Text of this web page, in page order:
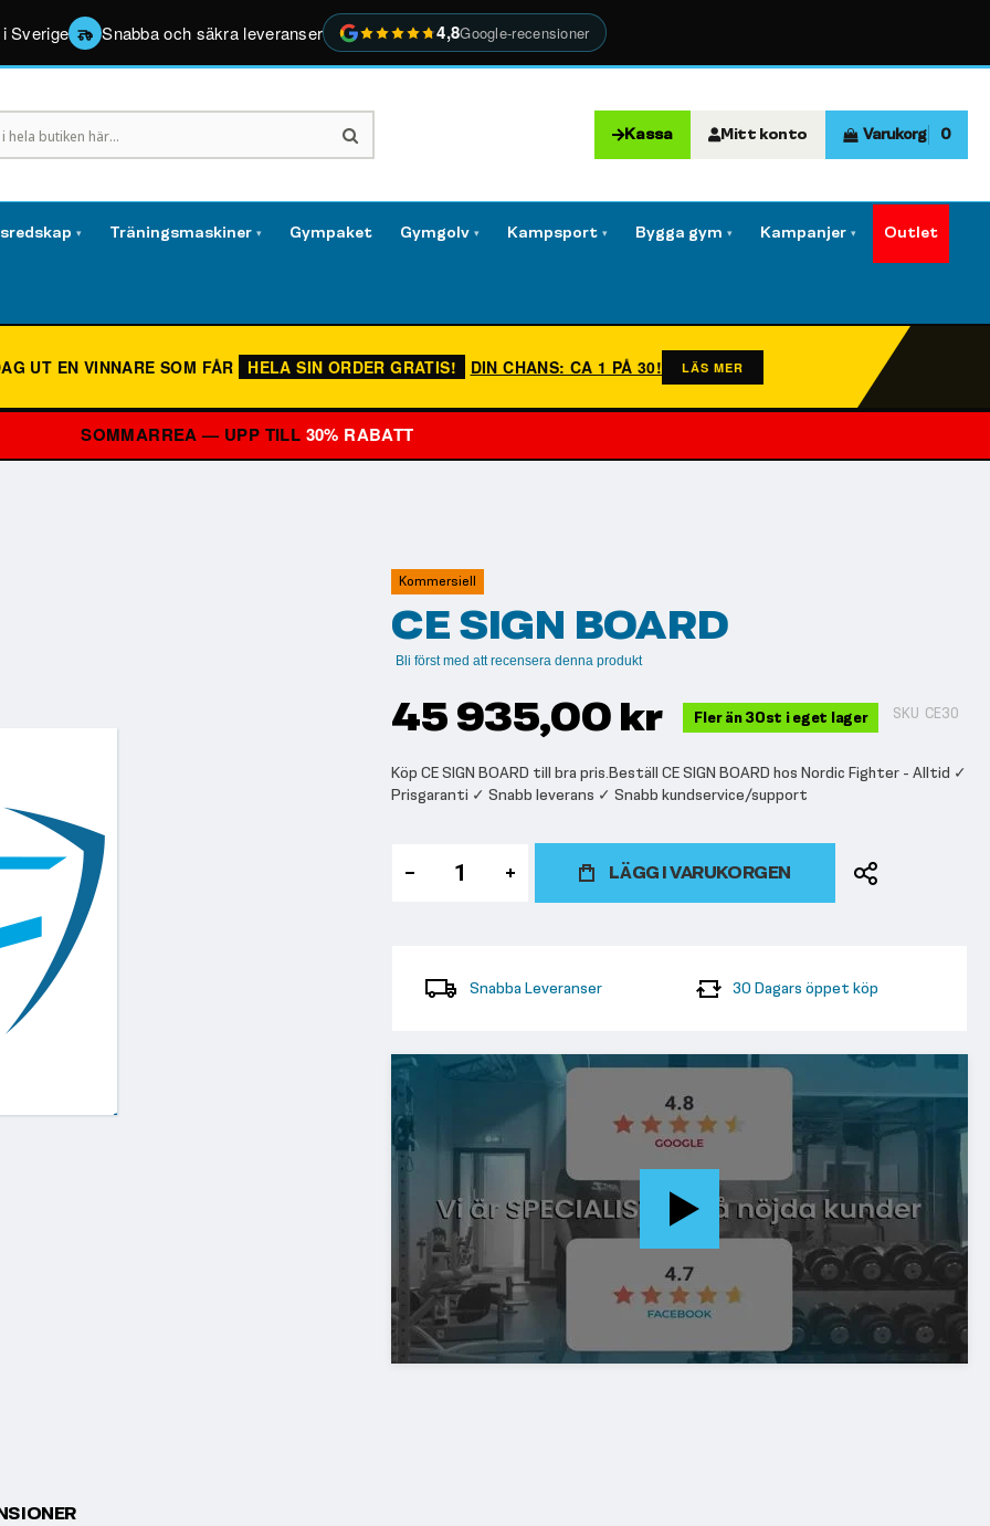
Sverige Snabba och säkra leveranser 4,8Google-recensioner
Kassa Mitt konto Varukorg 0
▾ Träningsmaskiner ▾ Gympaket Gymgolv ▾ Kampsport ▾ Bygga gym ▾ Kampanjer ▾ Outlet
UT EN VINNARE SOM FÅR HELA SIN ORDER GRATIS! DIN CHANS: CA 1 PÅ 30! LÄS MER
SOMMARREA — UPP TILL 30% RABATT
Kommersiell
CE SIGN BOARD
Bli först med att recensera denna produkt
45 935,00 kr Fler än 30st i eget lager SKU CE30
Köp CE SIGN BOARD till bra pris.Beställ CE SIGN BOARD hos Nordic Fighter - Alltid ✓
Prisgaranti ✓ Snabb leverans ✓ Snabb kundservice/support
LÄGG I VARUKORGEN
Snabba Leveranser 30 Dagars öppet köp